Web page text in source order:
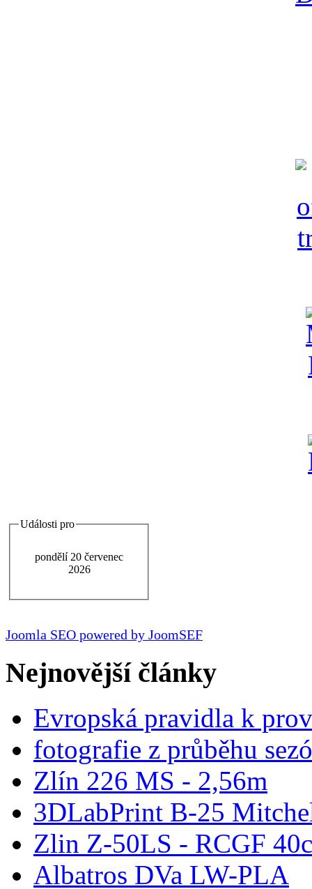
Události pro
pondělí 20 červenec
2026
Joomla SEO powered by JoomSEF
Nejnovější články
Evropská pravidla k
fotografie z průběhu
Zlín 226 MS - 2,56m
3DLabPrint B-25
Zlin Z-50LS - RCGF
Albatros DVa LW-PLA